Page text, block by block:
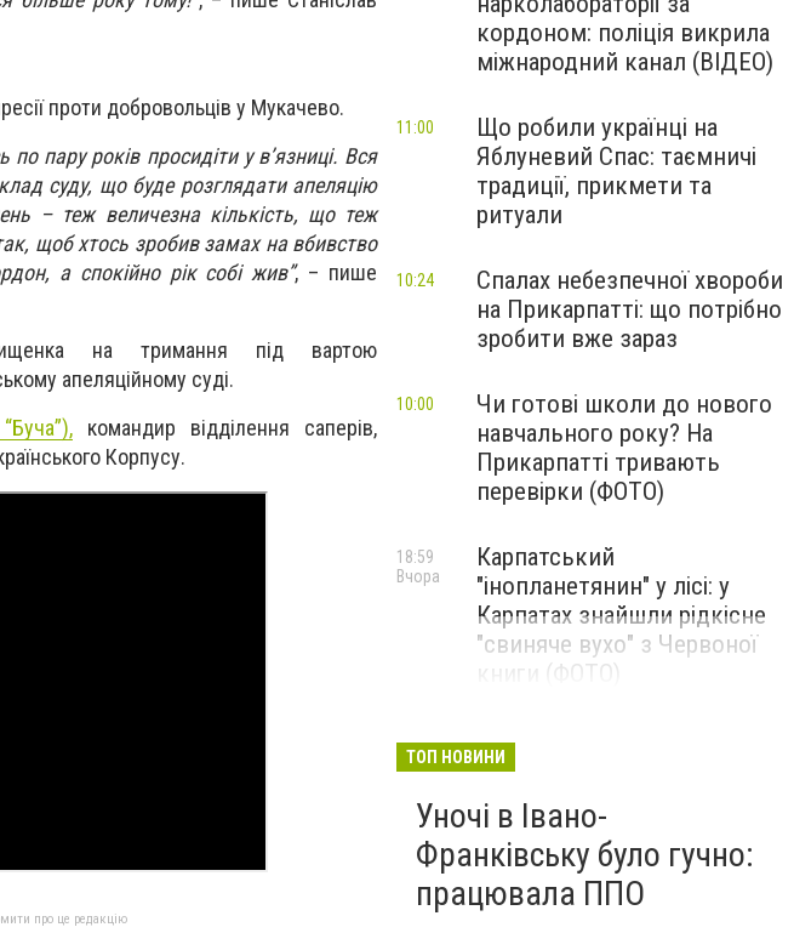
проти добровольців у Мукачево.
пару років просидіти у в’язниці. Вся
суду, що буде розглядати апеляцію
– теж величезна кількість, що теж
щоб хтось зробив замах на вбивство
а спокійно рік собі жив”, – пише
на тримання під вартою
апеляційному суді.
командир відділення саперів,
Корпусу.
про це редакцію
кордоном: поліція викрила
міжнародний канал (ВІДЕО)
Що робили українці на
Яблуневий Спас: таємничі
традиції, прикмети та
ритуали
11:00
Спалах небезпечної хвороби
на Прикарпатті: що потрібно
зробити вже зараз
10:24
Чи готові школи до нового
навчального року? На
Прикарпатті тривають
перевірки (ФОТО)
10:00
Карпатський
"інопланетянин" у лісі: у
Карпатах знайшли рідкісне
"свиняче вухо" з Червоної
книги (ФОТО)
18:59
Вчора
ТОП НОВИНИ
Уночі в Івано-
Франківську було гучно:
працювала ППО